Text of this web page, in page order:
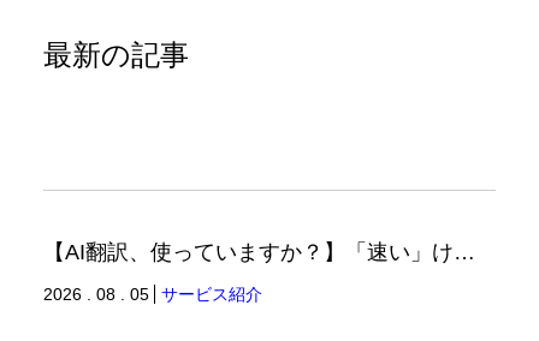
最新の記事
【AI翻訳、使っていますか？】「速い」けど「正しい」は別の話（翻訳ブログ）
2026 . 08 . 05 サービス紹介